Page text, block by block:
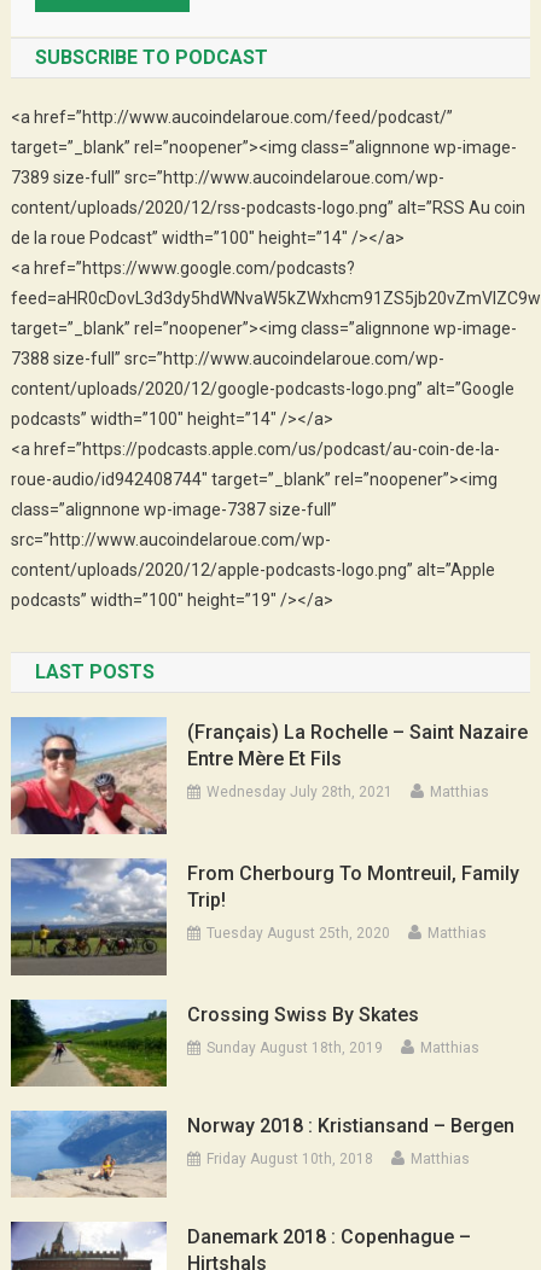
SUBSCRIBE TO PODCAST
<a href=”http://www.aucoindelaroue.com/feed/podcast/”
target=”_blank” rel=”noopener”><img class=”alignnone wp-image-
7389 size-full” src=”http://www.aucoindelaroue.com/wp-
content/uploads/2020/12/rss-podcasts-logo.png” alt=”RSS Au coin
de la roue Podcast” width=”100″ height=”14″ /></a>
<a href=”https://www.google.com/podcasts?
target=”_blank” rel=”noopener”><img class=”alignnone wp-image-
7388 size-full” src=”http://www.aucoindelaroue.com/wp-
content/uploads/2020/12/google-podcasts-logo.png” alt=”Google
podcasts” width=”100″ height=”14″ /></a>
<a href=”https://podcasts.apple.com/us/podcast/au-coin-de-la-
roue-audio/id942408744″ target=”_blank” rel=”noopener”><img
class=”alignnone wp-image-7387 size-full”
src=”http://www.aucoindelaroue.com/wp-
content/uploads/2020/12/apple-podcasts-logo.png” alt=”Apple
podcasts” width=”100″ height=”19″ /></a>
LAST POSTS
(Français) La Rochelle – Saint Nazaire
Entre Mère Et Fils
Wednesday July 28th, 2021 Matthias
From Cherbourg To Montreuil, Family
Trip!
Tuesday August 25th, 2020 Matthias
Crossing Swiss By Skates
Sunday August 18th, 2019 Matthias
Norway 2018 : Kristiansand – Bergen
Friday August 10th, 2018 Matthias
Danemark 2018 : Copenhague –
Hirtshals